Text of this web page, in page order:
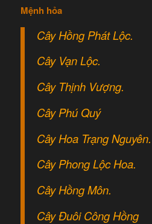
Mệnh hỏa
Cây Hồng Phát Lộc.
Cây Vạn Lộc.
Cây Thịnh Vượng.
Cây Phú Quý
Cây Hoa Trạng Nguyên.
Cây Phong Lộc Hoa.
Cây Hồng Môn.
Cây Đuôi Công Hồng